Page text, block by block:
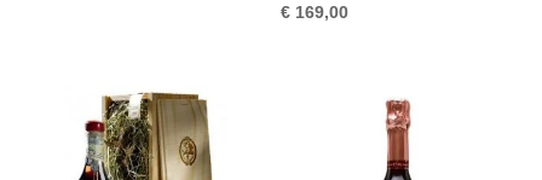
€ 169,00